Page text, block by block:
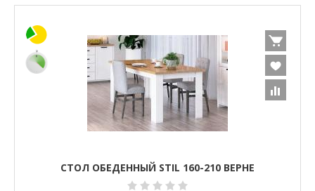
СТОЛ ОБЕДЕННЫЙ STIL 160-210 ВЕРНЕ